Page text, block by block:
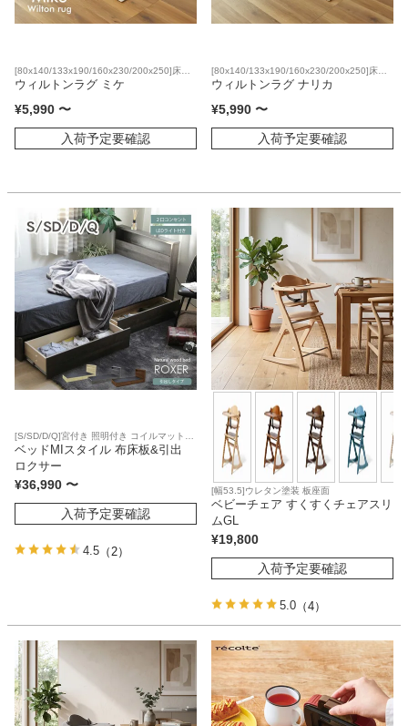
[80x140/133x190/160x230/200x250]床暖
房対応
ウィルトンラグ ミケ
¥5,990 〜
入荷予定要確認
[80x140/133x190/160x230/200x250]床暖
房対応
ウィルトンラグ ナリカ
¥5,990 〜
入荷予定要確認
[S/SD/D/Q]宮付き 照明付き コイルマットレ
ス対応
ベッドMIスタイル 布床板&引出
ロクサー
¥36,990 〜
入荷予定要確認
4.5 （2）
[幅53.5]ウレタン塗装 板座面
ベビーチェア すくすくチェアスリ
ムGL
¥19,800
入荷予定要確認
5.0 （4）